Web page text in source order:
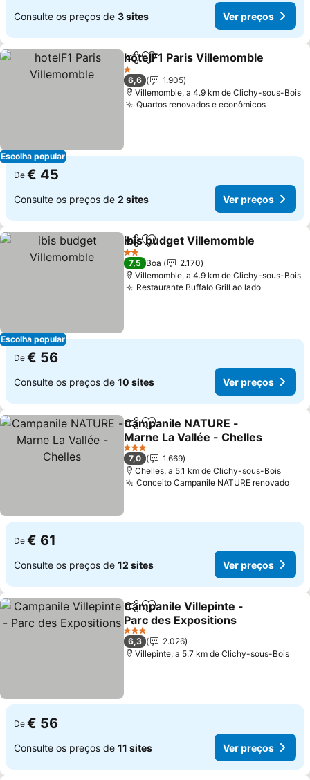
Consulte os preços de 3 sites Ver preços
Escolha popular
PartilharAdicionar aos favoritos
hotelF1 Paris Villemomble
1 Estrelas
6,6
1.905
Villemomble, a 4.9 km de Clichy-sous-Bois
Quartos renovados e econômicos
De € 45
Consulte os preços de 2 sites Ver preços
Escolha popular
PartilharAdicionar aos favoritos
ibis budget Villemomble
2 Estrelas
7,5 Boa
2.170
Villemomble, a 4.9 km de Clichy-sous-Bois
Restaurante Buffalo Grill ao lado
De € 56
Consulte os preços de 10 sites Ver preços
PartilharAdicionar aos favoritos
Campanile NATURE -
Marne La Vallée - Chelles
3 Estrelas
7,0
1.669
Chelles, a 5.1 km de Clichy-sous-Bois
Conceito Campanile NATURE renovado
De € 61
Consulte os preços de 12 sites Ver preços
PartilharAdicionar aos favoritos
Campanile Villepinte -
Parc des Expositions
3 Estrelas
6,3
2.026
Villepinte, a 5.7 km de Clichy-sous-Bois
De € 56
Consulte os preços de 11 sites Ver preços